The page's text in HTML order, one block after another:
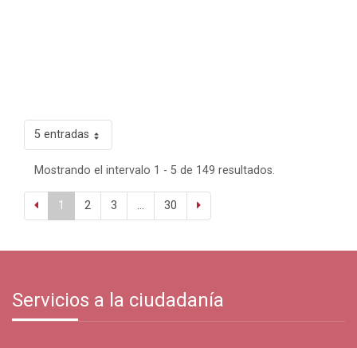
5 entradas
Mostrando el intervalo 1 - 5 de 149 resultados.
1 2 3 ... 30
Servicios a la ciudadanía